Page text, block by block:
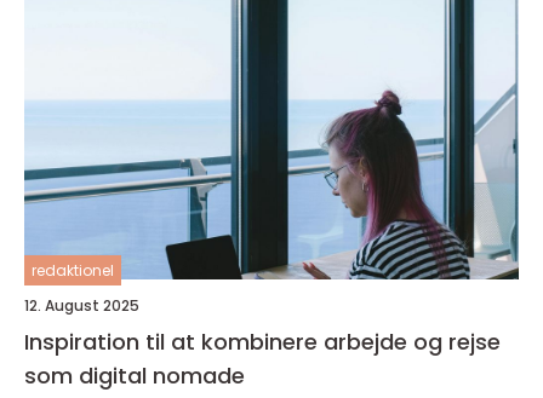
redaktionel
12. August 2025
Inspiration til at kombinere arbejde og rejse
som digital nomade